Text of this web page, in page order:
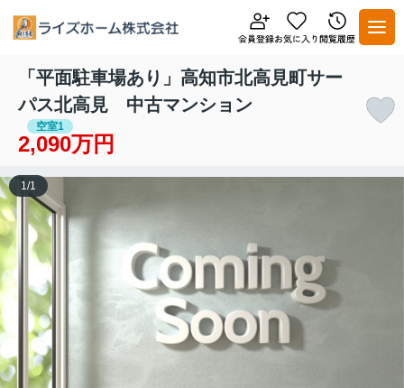
「平面駐車場あり」高知市北高見町サー
パス北高見 中古マンション
空室1
2,090万円
1/1